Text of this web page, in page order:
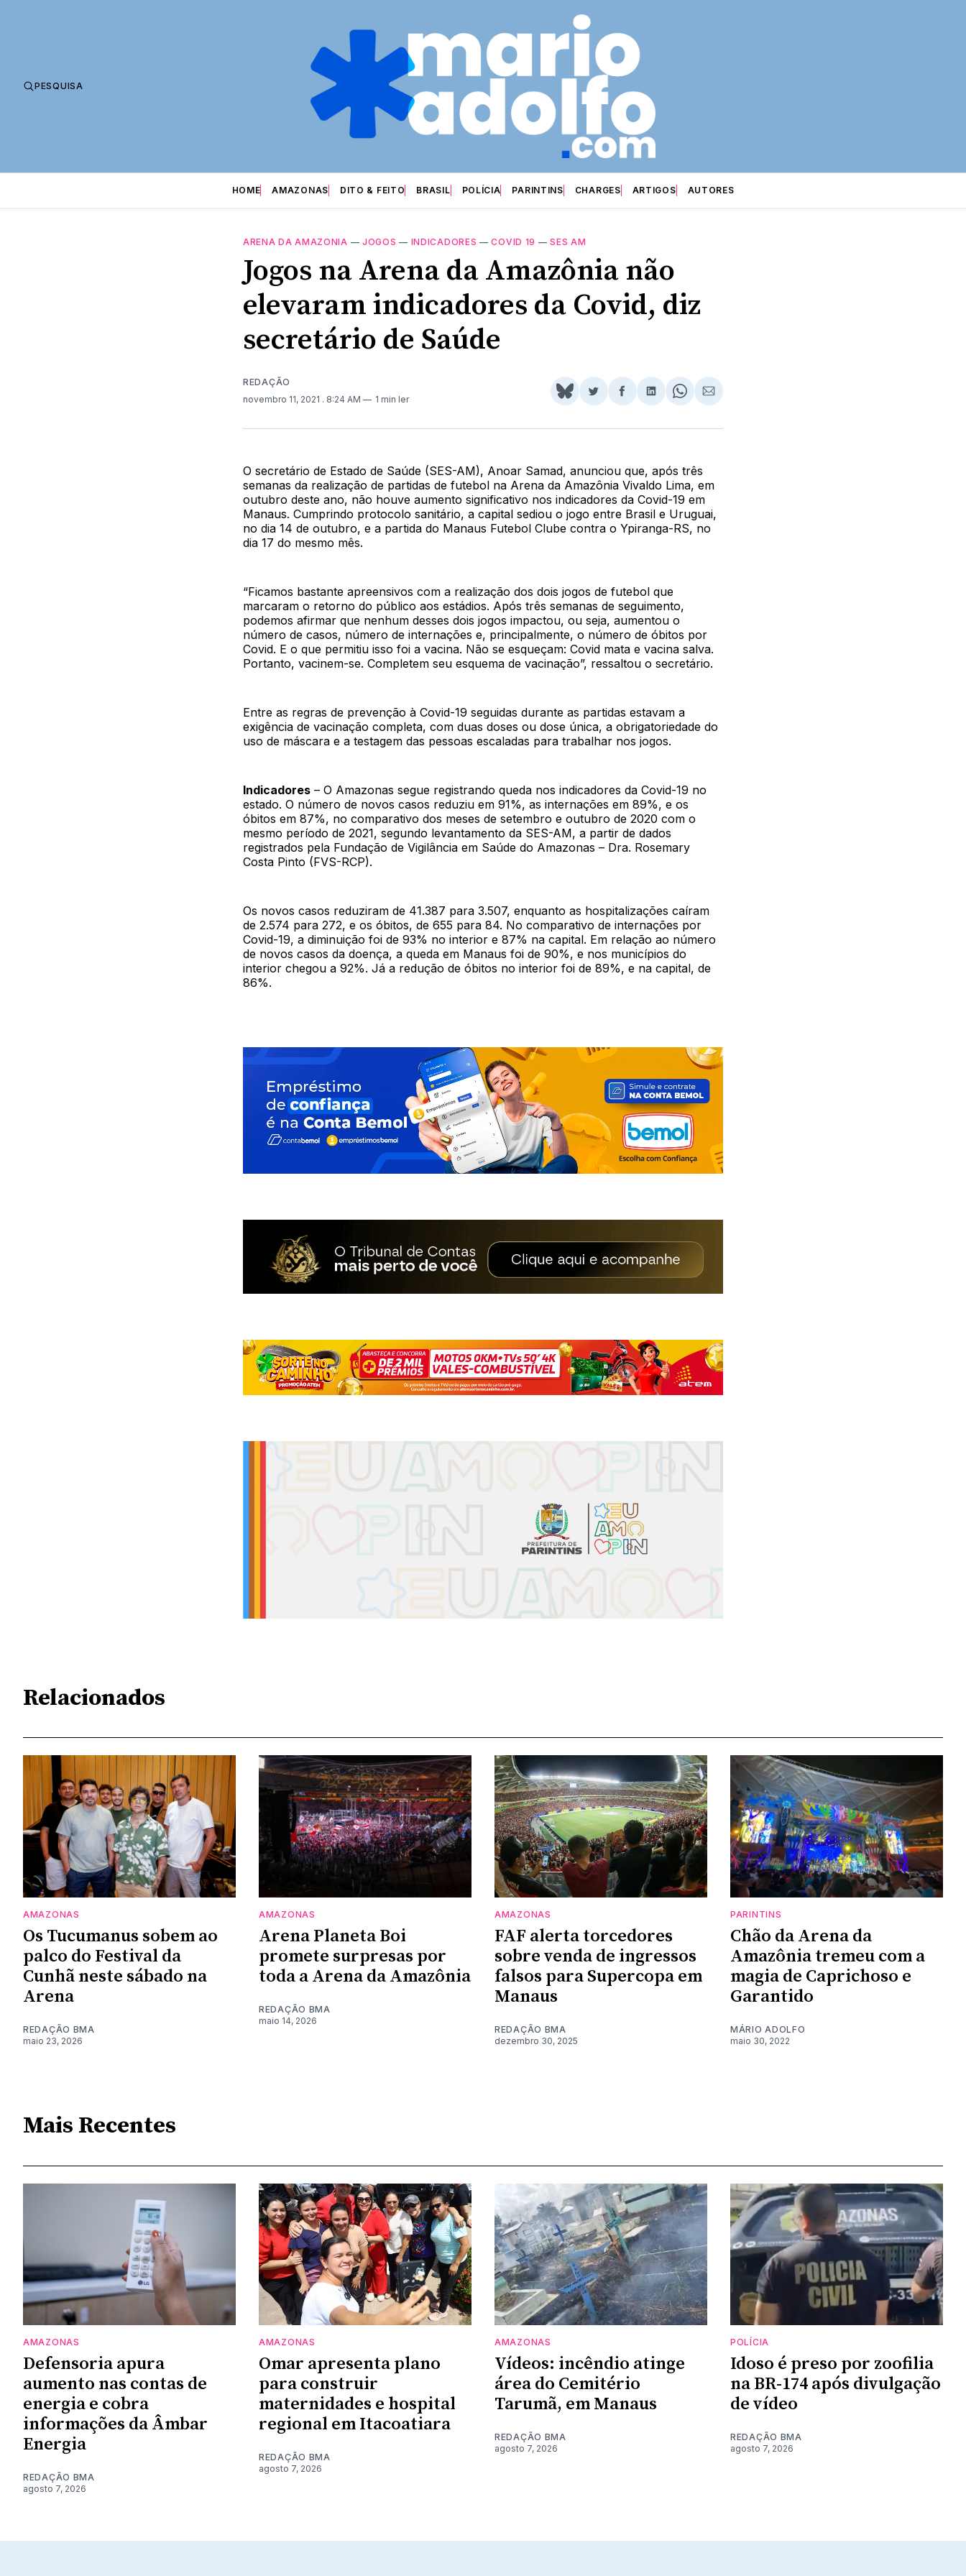
PESQUISA
HOME AMAZONAS DITO & FEITO BRASIL POLÍCIA PARINTINS CHARGES ARTIGOS AUTORES
ARENA DA AMAZONIA —JOGOS — INDICADORES —COVID 19 —SES AM
Jogos na Arena da Amazônia não
elevaram indicadores da Covid, diz
secretário de Saúde
REDAÇÃO
novembro 11, 2021 . 8:24 AM 1 min ler
Share
BlueSky
Compartilhar
Twitter
Compartilhar
Facebook
Compartilhar
LinkedIn
Share
WhatsApp
Compartilhar
Email
O secretário de Estado de Saúde (SES-AM), Anoar Samad, anunciou que, após três
semanas da realização de partidas de futebol na Arena da Amazônia Vivaldo Lima, em
outubro deste ano, não houve aumento significativo nos indicadores da Covid-19 em
Manaus. Cumprindo protocolo sanitário, a capital sediou o jogo entre Brasil e Uruguai,
no dia 14 de outubro, e a partida do Manaus Futebol Clube contra o Ypiranga-RS, no
dia 17 do mesmo mês.
“Ficamos bastante apreensivos com a realização dos dois jogos de futebol que
marcaram o retorno do público aos estádios. Após três semanas de seguimento,
podemos afirmar que nenhum desses dois jogos impactou, ou seja, aumentou o
número de casos, número de internações e, principalmente, o número de óbitos por
Covid. E o que permitiu isso foi a vacina. Não se esqueçam: Covid mata e vacina salva.
Portanto, vacinem-se. Completem seu esquema de vacinação”, ressaltou o secretário.
Entre as regras de prevenção à Covid-19 seguidas durante as partidas estavam a
exigência de vacinação completa, com duas doses ou dose única, a obrigatoriedade do
uso de máscara e a testagem das pessoas escaladas para trabalhar nos jogos.
Indicadores – O Amazonas segue registrando queda nos indicadores da Covid-19 no
estado. O número de novos casos reduziu em 91%, as internações em 89%, e os
óbitos em 87%, no comparativo dos meses de setembro e outubro de 2020 com o
mesmo período de 2021, segundo levantamento da SES-AM, a partir de dados
registrados pela Fundação de Vigilância em Saúde do Amazonas – Dra. Rosemary
Costa Pinto (FVS-RCP).
Os novos casos reduziram de 41.387 para 3.507, enquanto as hospitalizações caíram
de 2.574 para 272, e os óbitos, de 655 para 84. No comparativo de internações por
Covid-19, a diminuição foi de 93% no interior e 87% na capital. Em relação ao número
de novos casos da doença, a queda em Manaus foi de 90%, e nos municípios do
interior chegou a 92%. Já a redução de óbitos no interior foi de 89%, e na capital, de
86%.
Relacionados
AMAZONAS
Os Tucumanus sobem ao
palco do Festival da
Cunhã neste sábado na
Arena
REDAÇÃO BMA
maio 23, 2026
AMAZONAS
Arena Planeta Boi
promete surpresas por
toda a Arena da Amazônia
REDAÇÃO BMA
maio 14, 2026
AMAZONAS
FAF alerta torcedores
sobre venda de ingressos
falsos para Supercopa em
Manaus
REDAÇÃO BMA
dezembro 30, 2025
PARINTINS
Chão da Arena da
Amazônia tremeu com a
magia de Caprichoso e
Garantido
MÁRIO ADOLFO
maio 30, 2022
Mais Recentes
AMAZONAS
Defensoria apura
aumento nas contas de
energia e cobra
informações da Âmbar
Energia
REDAÇÃO BMA
agosto 7, 2026
AMAZONAS
Omar apresenta plano
para construir
maternidades e hospital
regional em Itacoatiara
REDAÇÃO BMA
agosto 7, 2026
AMAZONAS
Vídeos: incêndio atinge
área do Cemitério
Tarumã, em Manaus
REDAÇÃO BMA
agosto 7, 2026
POLÍCIA
Idoso é preso por zoofilia
na BR-174 após divulgação
de vídeo
REDAÇÃO BMA
agosto 7, 2026